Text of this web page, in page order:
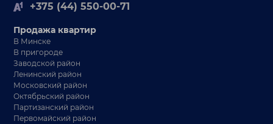
+375 (44) 550-00-71
Продажа квартир
В Минске
В пригороде
Заводской район
Ленинский район
Московский район
Октябрьский район
Партизанский район
Первомайский район